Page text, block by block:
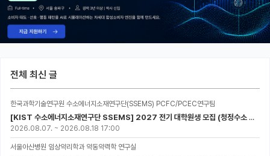
전체 최신 글
한국과학기술연구원 수소에너지소재연구단(SSEMS) PCFC/PCEC연구팀
[KIST 수소에너지소재연구단 SSEMS] 2027 전기 대학원생 모집 (청정수소 생산/활용을 위한 프로톤 세라믹 전지)
2026.08.07. ~ 2026.08.18 17:00
서울아산병원 임상약리학과 약동약력학 연구실